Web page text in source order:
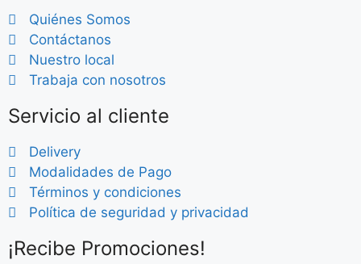
Quiénes Somos
Contáctanos
Nuestro local
Trabaja con nosotros
Servicio al cliente
Delivery
Modalidades de Pago
Términos y condiciones
Política de seguridad y privacidad
¡Recibe Promociones!